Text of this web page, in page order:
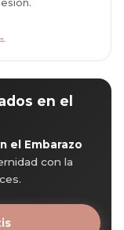
en el
el Embarazo
con la